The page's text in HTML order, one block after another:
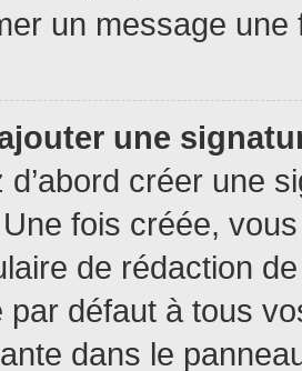
un message une
une
d’abord créer une
Une fois créée,
de rédaction
par défaut à tous
dans le